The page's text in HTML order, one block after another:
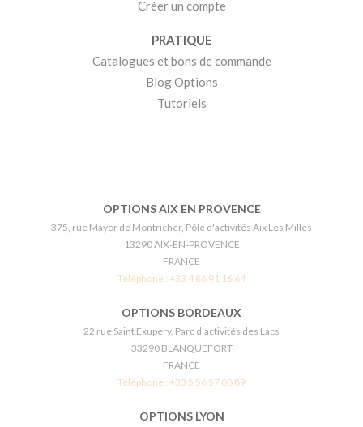
Créer un compte
PRATIQUE
Catalogues et bons de commande
Blog Options
Tutoriels
OPTIONS AIX EN PROVENCE
375, rue Mayor de Montricher, Pôle d'activités Aix Les Milles
13290 AIX-EN-PROVENCE
FRANCE
Téléphone : +33 4 86 91 16 64
OPTIONS BORDEAUX
22 rue Saint Exupery, Parc d'activités des Lacs
33290 BLANQUEFORT
FRANCE
Téléphone : +33 5 56 57 08 89
OPTIONS LYON